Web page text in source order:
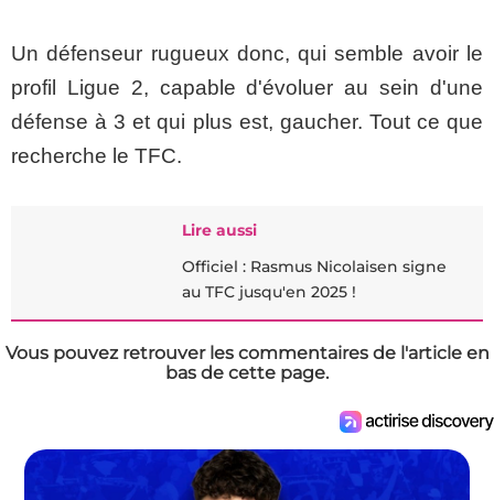
Un défenseur rugueux donc, qui semble avoir le
profil Ligue 2, capable d'évoluer au sein d'une
défense à 3 et qui plus est, gaucher. Tout ce que
recherche le TFC.
Lire aussi
Officiel : Rasmus Nicolaisen signe
au TFC jusqu'en 2025 !
Vous pouvez retrouver les commentaires de l'article en
bas de cette page.